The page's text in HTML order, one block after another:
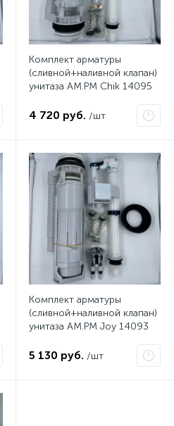
Комплект арматуры
(сливной+наливной клапан)
унитаза AM.PM Chik 14095
4 720 руб. /шт
Комплект арматуры
(сливной+наливной клапан)
унитаза AM.PM Joy 14093
5 130 руб. /шт